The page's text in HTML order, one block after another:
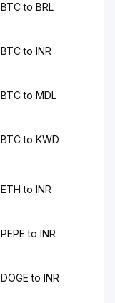
BTC to BRL
BTC to INR
BTC to MDL
BTC to KWD
ETH to INR
PEPE to INR
DOGE to INR